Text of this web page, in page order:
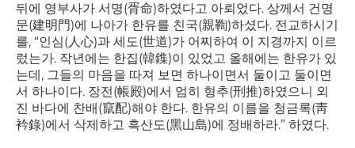
뒤에 영부사가 서명(胥命)하였다고 아뢰었다. 상께서 건명
문(建明門)에 나아가 한유를 친국(親鞫)하셨다. 전교하시기
를, “인심(人心)과 세도(世道)가 어찌하여 이 지경까지 이르
렀는가. 작년에는 한집(韓鏶)이 있었고 올해에는 한유가 있
는데, 그들의 마음을 따져 보면 하나이면서 둘이고 둘이면
서 하나이다. 장전(帳殿)에서 엄히 형추(刑推)하였으니 외
진 바다에 찬배(竄配)해야 한다. 한유의 이름을 청금록(靑
衿錄)에서 삭제하고 흑산도(黑山島)에 정배하라.” 하였다.